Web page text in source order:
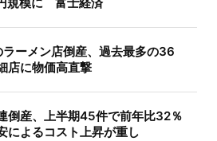
ーメン店倒産、過去最多の36
に物価高直撃
倒産、上半期45件で前年比32％
よるコスト上昇が重し